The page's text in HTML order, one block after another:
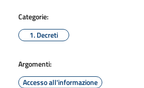
Categorie:
1. Decreti
Argomenti:
Accesso all'informazione